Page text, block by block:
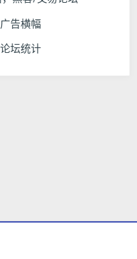
告横幅
坛统计